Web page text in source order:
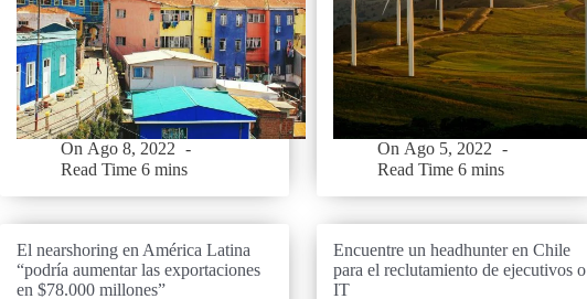
On Ago 8, 2022
Read Time 6 mins
On Ago 5, 2022
Read Time 6 mins
El nearshoring en América Latina
“podría aumentar las exportaciones
en $78.000 millones”
Encuentre un headhunter en Chile
para el reclutamiento de ejecutivos o
IT